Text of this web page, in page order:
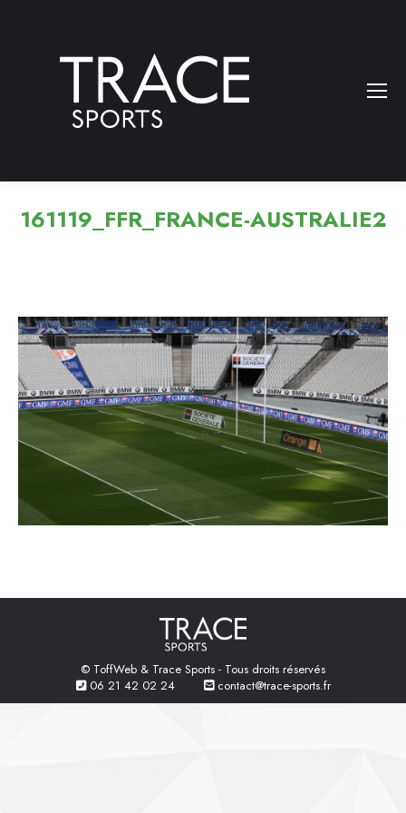
161119_FFR_FRANCE-AUSTRALIE2
© ToffWeb & Trace Sports - Tous droits réservés
06 21 42 02 24
contact@trace-sports.fr